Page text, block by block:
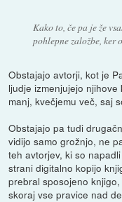
Kako to, če pa je že
pohlepne založbe,
Obstajajo avtorji, kot je
ljudje izmenjujejo
manj, kvečjemu več, saj
Obstajajo pa tudi
vidijo samo grožnjo, ne
teh avtorjev, ki so
strani digitalno kopijo
prebral sposojeno
skoraj vse pravice nad